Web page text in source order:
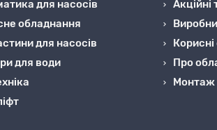
для насосів
обладнання
для насосів
для води
Акційні
Корисні
Про
Монтаж